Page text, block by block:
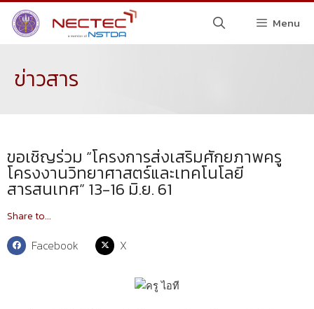
Menu
ข่าวสาร
ขอเชิญร่วม “โครงการส่งเสริมศักยภาพครู
โครงงานวิทยาศาสตร์และเทคโนโลยี
สารสนเทศ” 13-16 มิ.ย. 61
Share to...
Facebook X